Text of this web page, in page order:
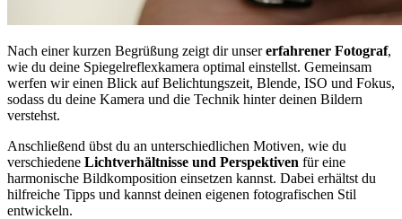
Nach einer kurzen Begrüßung zeigt dir unsererfahrener Fotograf,
wie du deine Spiegelreflexkamera optimal einstellst. Gemeinsam
werfen wir einen Blick auf Belichtungszeit, Blende, ISO und Fokus,
sodass du deine Kamera und die Technik hinter deinen Bildern
verstehst.
Anschließend übst du an unterschiedlichen Motiven, wie du
verschiedene Lichtverhältnisse und Perspektiven für eine
harmonische Bildkomposition einsetzen kannst. Dabei erhältst du
hilfreiche Tipps und kannst deinen eigenen fotografischen Stil
entwickeln.